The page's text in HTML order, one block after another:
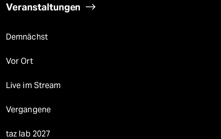
Veranstaltungen
Demnächst
Vor Ort
Live im Stream
Vergangene
taz lab 2027